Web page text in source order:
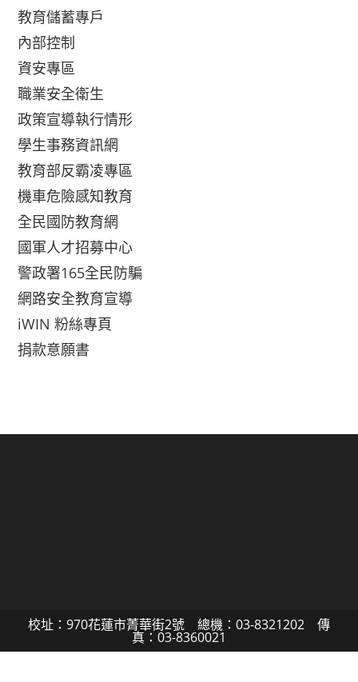
教育儲蓄專戶
內部控制
資安專區
職業安全衛生
政策宣導執行情形
學生事務資訊網
教育部反霸凌專區
機車危險感知教育
全民國防教育網
國軍人才招募中心
警政署165全民防騙
網路安全教育宣導
iWIN 粉絲專頁
捐款意願書
校址：970花蓮市菁華街2號 總機：03-8321202 傳
真：03-8360021